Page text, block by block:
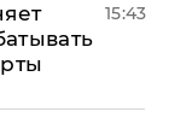
15:43